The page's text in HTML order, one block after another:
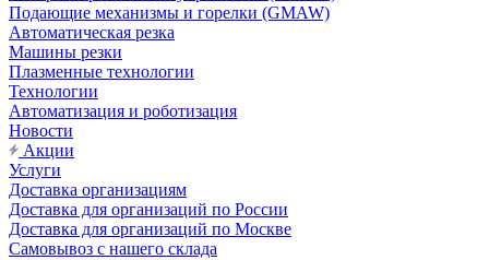
Подающие механизмы и горелки (GMAW)
Автоматическая резка
Машины резки
Плазменные технологии
Технологии
Автоматизация и роботизация
Новости
Акции
Услуги
Доставка организациям
Доставка для организаций по России
Доставка для организаций по Москве
Самовывоз с нашего склада